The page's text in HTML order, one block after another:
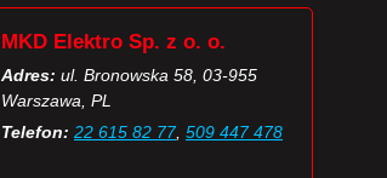
MKD Elektro Sp. z o. o.
Adres: ul. Bronowska 58, 03-955
Warszawa, PL
Telefon: 22 615 82 77, 509 447 478